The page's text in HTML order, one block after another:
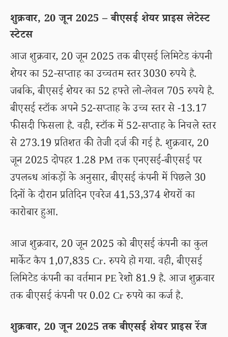
शुक्रवार, 20 जून 2025 – बीएसई शेयर प्राइस लेटेस्ट
स्टेटस
आज शुक्रवार, 20 जून 2025 तक बीएसई लिमिटेड कंपनी
शेयर का 52-सप्ताह का उच्चतम स्तर 3030 रुपये है.
जबकि, बीएसई शेयर का 52 हफ्ते लो-लेवल 705 रुपये है.
बीएसई स्टॉक अपने 52-सप्ताह के उच्च स्तर से -13.17
फीसदी फिसला है. वही, स्टॉक में 52-सप्ताह के निचले स्तर
से 273.19 प्रतिशत की तेजी दर्ज की गई है. शुक्रवार, 20
जून 2025 दोपहर 1.28 PM तक एनएसई-बीएसई पर
उपलब्ध आंकड़ों के अनुसार, बीएसई कंपनी में पिछले 30
दिनों के दौरान प्रतिदिन एवरेज 41,53,374 शेयरों का
कारोबार हुआ.
आज शुक्रवार, 20 जून 2025 को बीएसई कंपनी का कुल
मार्केट कैप 1,07,835 Cr. रुपये हो गया. वही, बीएसई
लिमिटेड कंपनी का वर्तमान PE रेशो 81.9 है. आज शुक्रवार
तक बीएसई कंपनी पर 0.02 Cr रुपये का कर्ज है.
शुक्रवार, 20 जून 2025 तक बीएसई शेयर प्राइस रेंज